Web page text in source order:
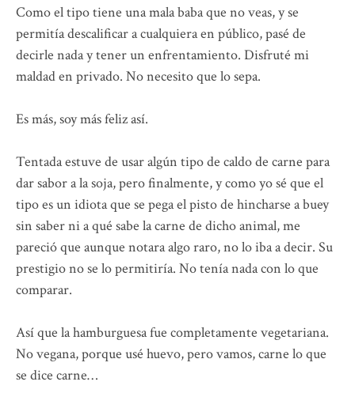
Como el tipo tiene una mala baba que no veas, y se
permitía descalificar a cualquiera en público, pasé de
decirle nada y tener un enfrentamiento. Disfruté mi
maldad en privado. No necesito que lo sepa.
Es más, soy más feliz así.
Tentada estuve de usar algún tipo de caldo de carne para
dar sabor a la soja, pero finalmente, y como yo sé que el
tipo es un idiota que se pega el pisto de hincharse a buey
sin saber ni a qué sabe la carne de dicho animal, me
pareció que aunque notara algo raro, no lo iba a decir. Su
prestigio no se lo permitiría. No tenía nada con lo que
comparar.
Así que la hamburguesa fue completamente vegetariana.
No vegana, porque usé huevo, pero vamos, carne lo que
se dice carne…